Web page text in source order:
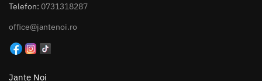
Telefon: 0731318287
office@jantenoi.ro
Jante Noi